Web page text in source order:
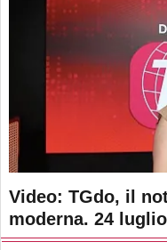
Video: TGdo, il
moderna. 24